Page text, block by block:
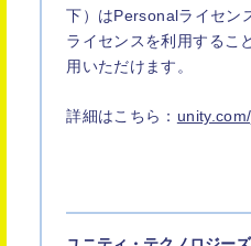
下）はPersonalライセン
ライセンスを利用するこ
用いただけます。
詳細はこちら：